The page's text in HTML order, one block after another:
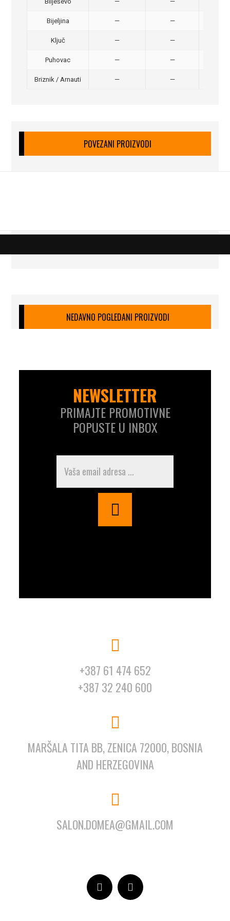
Bijeljina — —
Ključ — —
Puhovac — —
Briznik / Arnauti — —
POVEZANI PROIZVODI
NEDAVNO POGLEDANI PROIZVODI
NEWSLETTER
PRIMAJTE PROMOTIVNE
POPUSTE U INBOX
+387 61 474 652
+387 32 240 600
MARŠALA TITA BB, ZENICA 72000, BOSNIA
AND HERZEGOVINA
SALON.DOMEA@GMAIL.COM